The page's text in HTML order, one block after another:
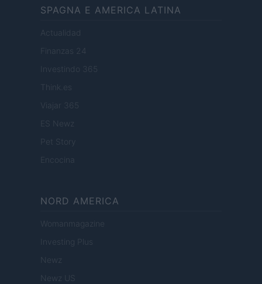
SPAGNA E AMERICA LATINA
Actualidad
Finanzas 24
Investindo 365
Think.es
Viajar 365
ES Newz
Pet Story
Encocina
NORD AMERICA
Womanmagazine
Investing Plus
Newz
Newz US